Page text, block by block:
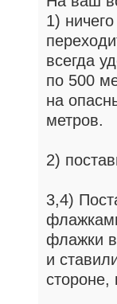
1)
всегда
по 500
на
метров.
2)
3,4)
флажки в
и
стороне,